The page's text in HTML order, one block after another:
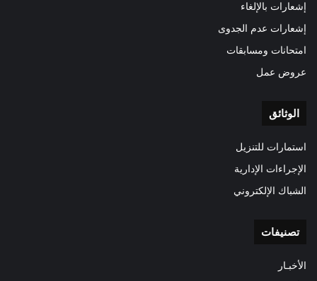
إشعارات بالإلغاء
إشعارات عدم الجدوى
امتحانات ومسابقات
عروض عمل
الوثائق
استمارات للتنزيل
الإجراءات الإدارية
الشباك الإلكتروني
تصنيفات
الأخبـار